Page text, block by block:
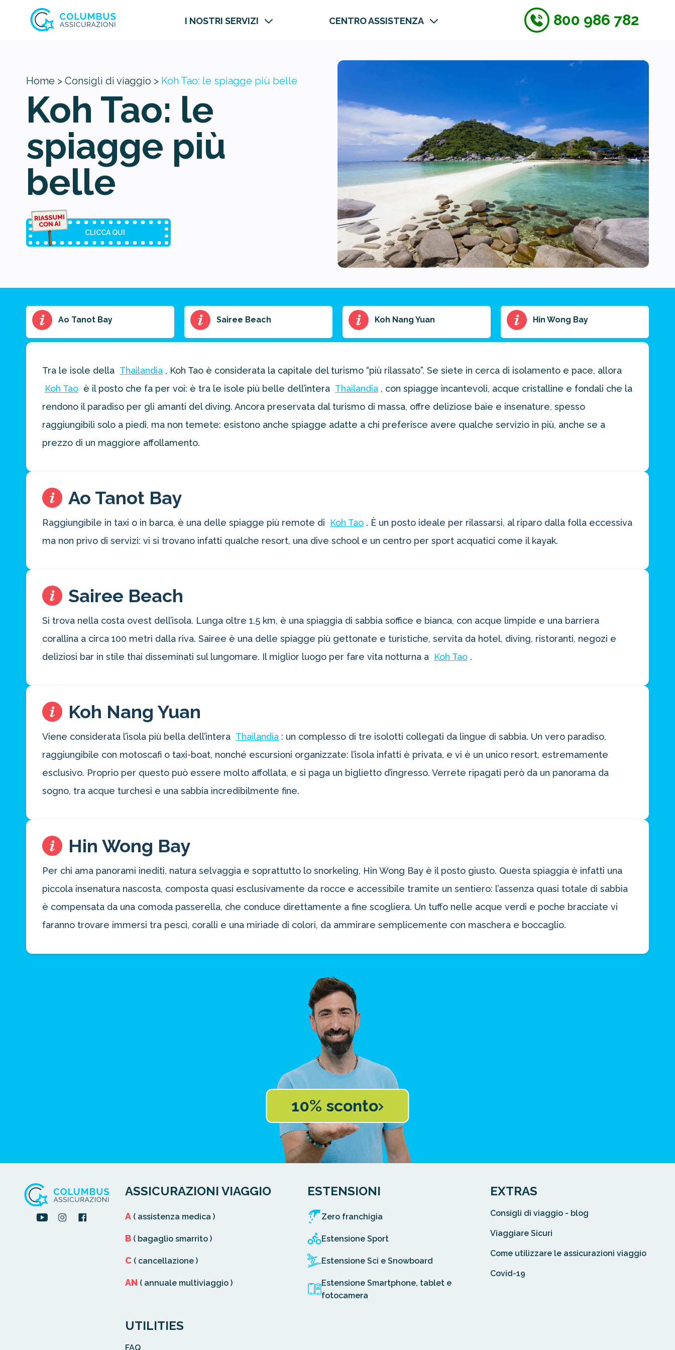
I NOSTRI SERVIZI CENTRO ASSISTENZA 800 986 782
Home > Consigli di viaggio > Koh Tao: le spiagge più belle
Koh Tao: le
spiagge più
belle
CLICCA QUI
Riassunto
dell'articolo
Ottieni un
personalizzato
PREVENTIVO
Ao Tanot Bay Sairee Beach Koh Nang Yuan Hin Wong Bay
Tra le isole della Thailandia , Koh Tao è considerata la capitale del turismo “più rilassato”. Se siete in cerca di isolamento e pace, allora
Koh Tao è il posto che fa per voi: è tra le isole più belle dell’intera Thailandia , con spiagge incantevoli, acque cristalline e fondali che la
rendono il paradiso per gli amanti del diving. Ancora preservata dal turismo di massa, offre deliziose baie e insenature, spesso
raggiungibili solo a piedi, ma non temete: esistono anche spiagge adatte a chi preferisce avere qualche servizio in più, anche se a
prezzo di un maggiore affollamento.
Ao Tanot Bay
Raggiungibile in taxi o in barca, è una delle spiagge più remote di Koh Tao . È un posto ideale per rilassarsi, al riparo dalla folla eccessiva
ma non privo di servizi: vi si trovano infatti qualche resort, una dive school e un centro per sport acquatici come il kayak.
Sairee Beach
Si trova nella costa ovest dell’isola. Lunga oltre 1.5 km, è una spiaggia di sabbia soffice e bianca, con acque limpide e una barriera
corallina a circa 100 metri dalla riva. Sairee è una delle spiagge più gettonate e turistiche, servita da hotel, diving, ristoranti, negozi e
deliziosi bar in stile thai disseminati sul lungomare. Il miglior luogo per fare vita notturna a Koh Tao .
Koh Nang Yuan
Viene considerata l’isola più bella dell’intera Thailandia : un complesso di tre isolotti collegati da lingue di sabbia. Un vero paradiso,
raggiungibile con motoscafi o taxi-boat, nonché escursioni organizzate: l’isola infatti è privata, e vi è un unico resort, estremamente
esclusivo. Proprio per questo può essere molto affollata, e si paga un biglietto d’ingresso. Verrete ripagati però da un panorama da
sogno, tra acque turchesi e una sabbia incredibilmente fine.
Hin Wong Bay
Per chi ama panorami inediti, natura selvaggia e soprattutto lo snorkeling, Hin Wong Bay è il posto giusto. Questa spiaggia è infatti una
piccola insenatura nascosta, composta quasi esclusivamente da rocce e accessibile tramite un sentiero: l’assenza quasi totale di sabbia
è compensata da una comoda passerella, che conduce direttamente a fine scogliera. Un tuffo nelle acque verdi e poche bracciate vi
faranno trovare immersi tra pesci, coralli e una miriade di colori, da ammirare semplicemente con maschera e boccaglio.
10% sconto
ASSICURAZIONI VIAGGIO
A( assistenza medica )
B( bagaglio smarrito )
C( cancellazione )
AN ( annuale multiviaggio )
ESTENSIONI
Zero franchigia
Estensione Sport
Estensione Sci e Snowboard
Estensione Smartphone, tablet e
fotocamera
EXTRAS
Consigli di viaggio - blog
Viaggiare Sicuri
Come utilizzare le assicurazioni viaggio
Covid-19
UTILITIES
FAQ